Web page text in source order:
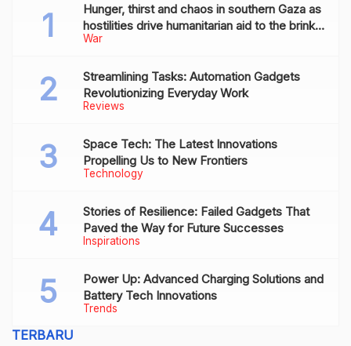
War
Hunger, thirst and chaos in southern Gaza as
hostilities drive humanitarian aid to the brink
of collapse
Reviews
Streamlining Tasks: Automation Gadgets
Revolutionizing Everyday Work
Technology
Space Tech: The Latest Innovations
Propelling Us to New Frontiers
Inspirations
Stories of Resilience: Failed Gadgets That
Paved the Way for Future Successes
Trends
Power Up: Advanced Charging Solutions and
Battery Tech Innovations
TERBARU